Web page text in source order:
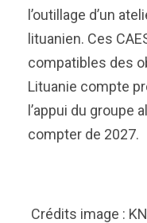
l’outillage d’un
lituanien. Ces
compatibles des
Lituanie compte
l’appui du groupe
compter de 2027.
Crédits image :